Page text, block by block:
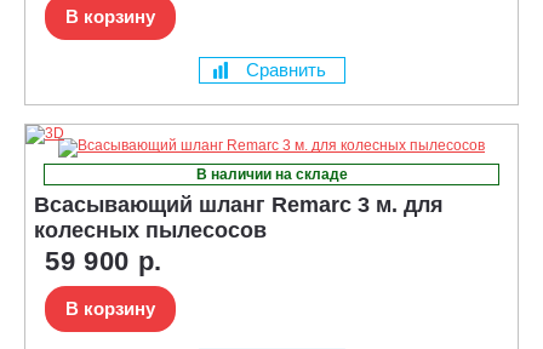
В корзину
Сравнить
В наличии на складе
Всасывающий шланг Remarc 3 м. для
колесных пылесосов
59 900 р.
В корзину